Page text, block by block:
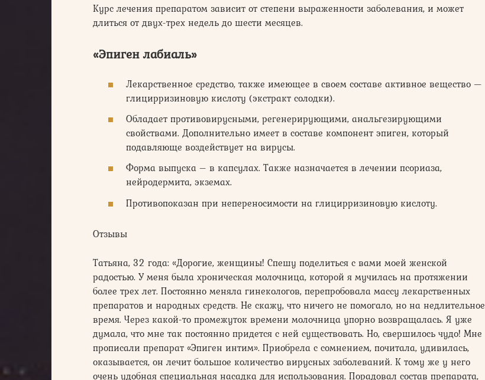
Курс лечения препаратом зависит от степени выраженности заболевания, и может
длиться от двух-трех недель до шести месяцев.
«Эпиген лабиаль»
Лекарственное средство, также имеющее в своем составе активное вещество —
глицирризиновую кислоту (экстракт солодки).
Обладает противовирусными, регенерирующими, анальгезирующими
свойствами. Дополнительно имеет в составе компонент эпиген, который
подавляюще воздействует на вирусы.
Форма выпуска – в капсулах. Также назначается в лечении псориаза,
нейродермита, экземах.
Противопоказан при непереносимости на глицирризиновую кислоту.
Отзывы
Татьяна, 32 года: «Дорогие, женщины! Спешу поделиться с вами моей женской
радостью. У меня была хроническая молочница, которой я мучилась на протяжении
более трех лет. Постоянно меняла гинекологов, перепробовала массу лекарственных
препаратов и народных средств. Не скажу, что ничего не помогало, но на недлительное
время. Через какой-то промежуток времени молочница упорно возвращалась. Я уже
думала, что мне так постоянно придется с ней существовать. Но, свершилось чудо! Мне
прописали препарат «Эпиген интим». Приобрела с сомнением, почитала, удивилась,
оказывается, он лечит большое количество вирусных заболеваний. К тому же у него
очень удобная специальная насадка для использования. Порадовал состав препарата,